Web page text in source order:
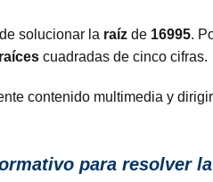
solucionar la raíz de 16995.
raíces cuadradas de cinco cifras.
contenido multimedia y
para resolver